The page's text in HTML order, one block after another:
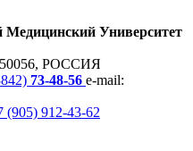
Медицинский Университет
РОССИЯ
73-48-56 e-mail:
(905) 912-43-62